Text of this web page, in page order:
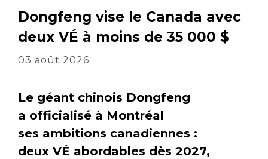
Dongfeng vise le Canada avec
deux VÉ à moins de 35 000 $
03 août 2026
Le géant chinois Dongfeng
a officialisé à Montréal
ses ambitions canadiennes :
deux VÉ abordables dès 2027,